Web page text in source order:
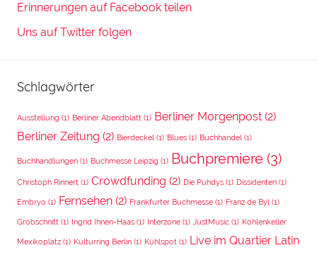
Erinnerungen auf Facebook teilen
Uns auf Twitter folgen
Schlagwörter
Ausstellung (1) Berliner Abendblatt (1) Berliner Morgenpost (2)
Berliner Zeitung (2) Bierdeckel (1) Blues (1) Buchhandel (1)
Buchhandlungen (1) Buchmesse Leipzig (1) Buchpremiere (3)
Christoph Rinnert (1) Crowdfunding (2) Die Puhdys (1) Dissidenten (1)
Embryo (1) Fernsehen (2) Frankfurter Buchmesse (1) Franz de Byl (1)
Grobschnitt (1) Ingrid Ihnen-Haas (1) Interzone (1) JustMusic (1) Kohlenkeller
Mexikoplatz (1) Kulturring Berlin (1) Kühlspot (1) Live im Quartier Latin